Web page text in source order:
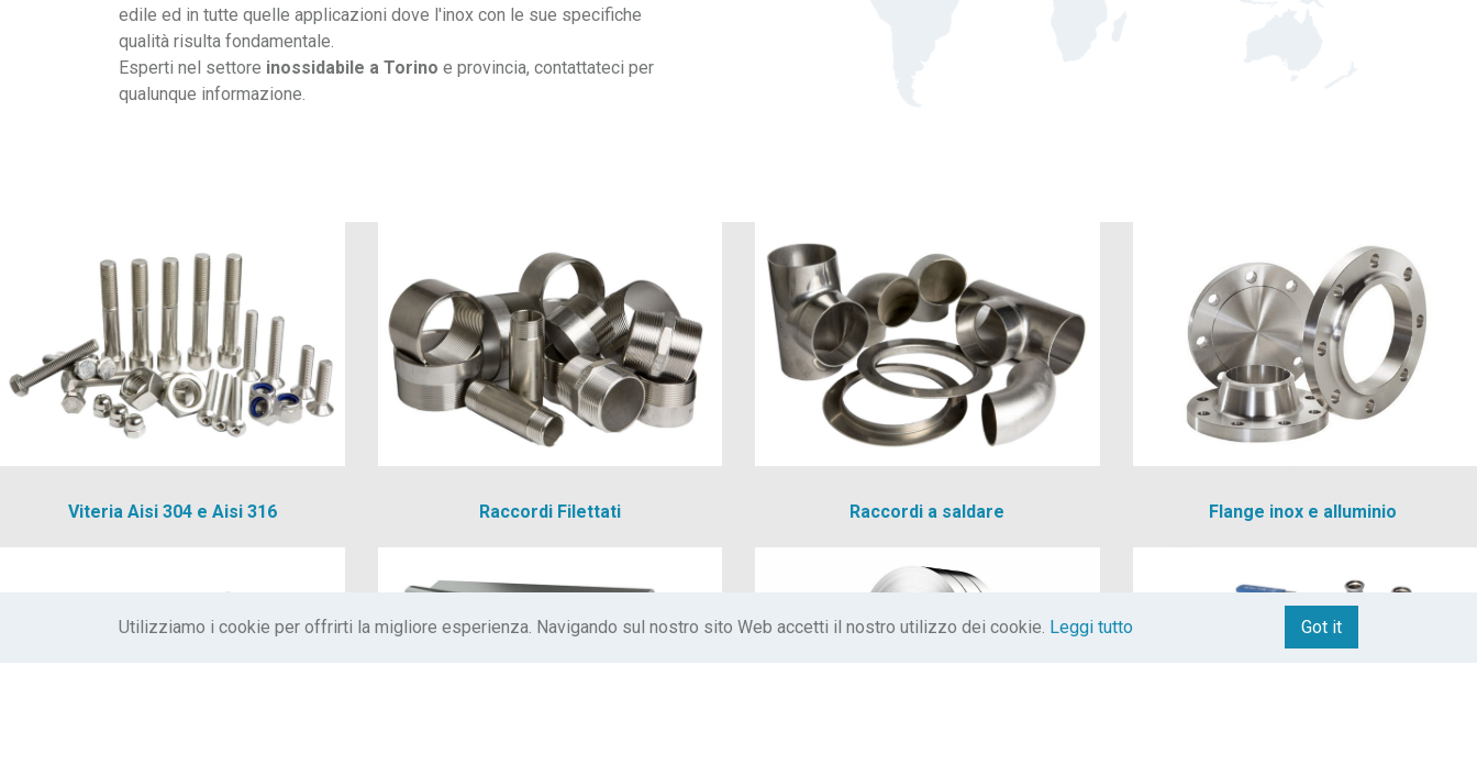
edile ed in tutte quelle applicazioni dove l'inox con le sue specifiche
qualità risulta fondamentale.
Esperti nel settore inossidabile a Torino e provincia, contattateci per
qualunque informazione.
Viteria Aisi 304 e Aisi 316 Raccordi Filettati Raccordi a saldare Flange inox e alluminio
Utilizziamo i cookie per offrirti la migliore esperienza. Navigando sul nostro sito Web accetti il ​​nostro utilizzo dei cookie. Leggi tutto Got it